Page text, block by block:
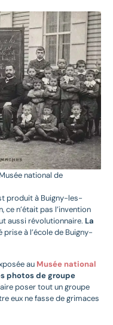
national de
produit à Buigny-les-
ce n’était pas l’invention
aussi révolutionnaire. La
prise à l’école de Buigny-
au Musée national
photos de groupe
poser tout un groupe
eux ne fasse de grimaces